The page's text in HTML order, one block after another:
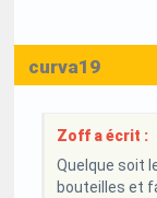
curva19
Zoff a écrit :
Quelque soit
bouteilles et